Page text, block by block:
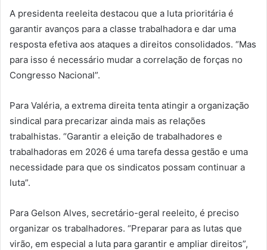
A presidenta reeleita destacou que a luta prioritária é
garantir avanços para a classe trabalhadora e dar uma
resposta efetiva aos ataques a direitos consolidados. “Mas
para isso é necessário mudar a correlação de forças no
Congresso Nacional”.
Para Valéria, a extrema direita tenta atingir a organização
sindical para precarizar ainda mais as relações
trabalhistas. “Garantir a eleição de trabalhadores e
trabalhadoras em 2026 é uma tarefa dessa gestão e uma
necessidade para que os sindicatos possam continuar a
luta”.
Para Gelson Alves, secretário-geral reeleito, é preciso
organizar os trabalhadores. “Preparar para as lutas que
virão, em especial a luta para garantir e ampliar direitos”,